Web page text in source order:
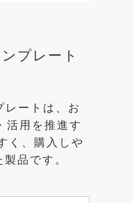
プレート
ートは、お
活用を推進す
く、購入しや
品です。